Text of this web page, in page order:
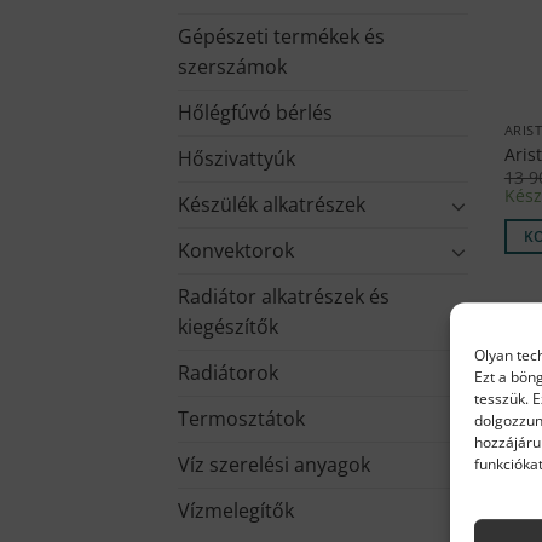
Olyan
Ezt a
tesszük.
Gépészeti termékek és
szerszámok
Hőlégfúvó bérlés
Hőszivattyúk
Készülék alkatrészek
Konvektorok
Radiátor alkatrészek és
kiegészítők
Radiátorok
Termosztátok
Víz szerelési anyagok
Vízmelegítők
13